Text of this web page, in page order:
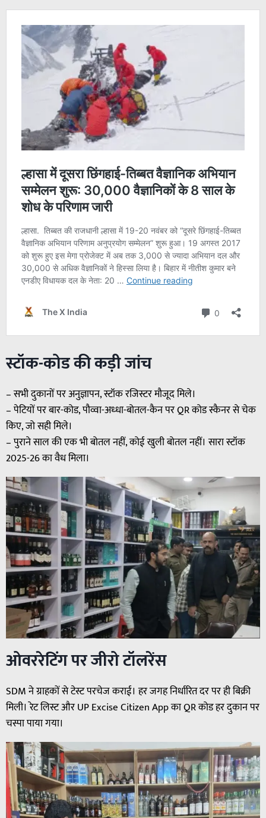
स्टॉक-कोड की कड़ी जांच
– सभी दुकानों पर अनुज्ञापन, स्टॉक रजिस्टर मौजूद मिले।
– पेटियों पर बार-कोड, पौव्वा-अध्धा-बोतल-कैन पर QR कोड स्कैनर से चेक
किए, जो सही मिले।
– पुराने साल की एक भी बोतल नहीं, कोई खुली बोतल नहीं। सारा स्टॉक
2025-26 का वैध मिला।
ओवररेटिंग पर जीरो टॉलरेंस
SDM ने ग्राहकों से टेस्ट परचेज कराई। हर जगह निर्धारित दर पर ही बिक्री
मिली। रेट लिस्ट और UP Excise Citizen App का QR कोड हर दुकान पर
चस्पा पाया गया।